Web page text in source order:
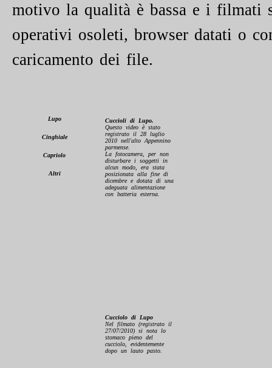
motivo la qualità è bassa e i filmati
operativi osoleti, browser datati o
caricamento dei file.
Lupo
Cinghiale
Capriolo
Altri
Cuccioli di Lupo.
Questo video è stato
registrato il 28 luglio
2010 nell'alto Appennino
parmense.
La fotocamera, per non
disturbare i soggetti in
alcun modo, era stata
posizionata alla fine di
dicembre e dotata di una
adeguata alimentazione
con batteria esterna.
Cucciolo di Lupo
Nel filmato (registrato il
27/07/2010) si nota lo
stomaco pieno del
cucciolo, evidentemente
dopo un lauto pasto.